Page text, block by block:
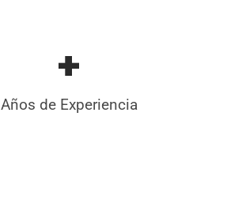
+
Años de Experiencia